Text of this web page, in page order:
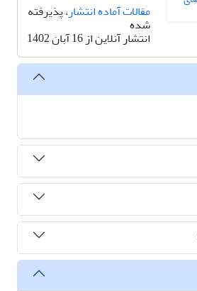
مقالات آماده انتشار، پذیرفته
شده
انتشار آنلاین از 16 آبان 1402